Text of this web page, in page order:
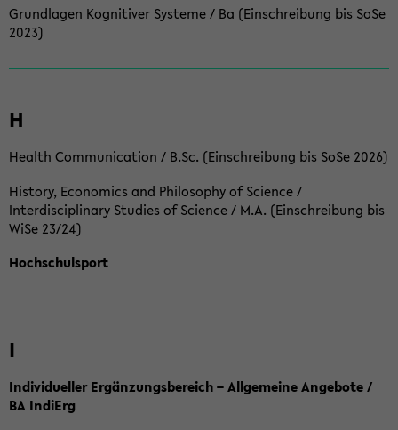
Grundlagen Kognitiver Systeme / Ba (Einschreibung bis SoSe
2023)
H
Health Communication / B.Sc. (Einschreibung bis SoSe 2026)
History, Economics and Philosophy of Science /
Interdisciplinary Studies of Science / M.A. (Einschreibung bis
WiSe 23/24)
Hochschulsport
I
Individueller Ergänzungsbereich – Allgemeine Angebote /
BA IndiErg